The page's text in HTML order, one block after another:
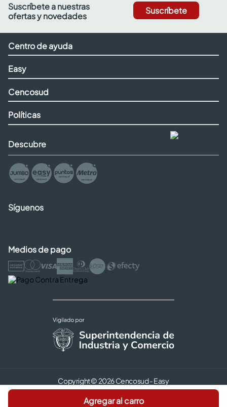
Agregar al carro
Suscríbete a nuestras
ofertas y novedades
Suscríbete
Centro de ayuda
Easy
Cencosud
Políticas
Descubre
Síguenos
Medios de pago
Copyright © 2026 Cencosud - Easy
Términos y Condiciones |
Seguridad y Privacidad |